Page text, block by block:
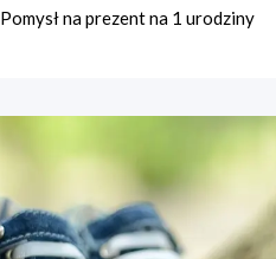
Pomysł na prezent na 1 urodziny